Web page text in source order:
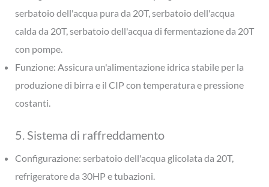
serbatoio dell'acqua pura da 20T, serbatoio dell'acqua
calda da 20T, serbatoio dell'acqua di fermentazione da 20T
con pompe.
Funzione: Assicura un'alimentazione idrica stabile per la
produzione di birra e il CIP con temperatura e pressione
costanti.
5. Sistema di raffreddamento
Configurazione: serbatoio dell'acqua glicolata da 20T,
refrigeratore da 30HP e tubazioni.